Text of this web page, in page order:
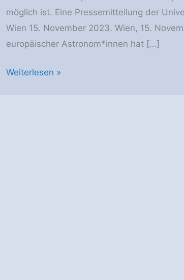
möglich ist. Eine Pressemitteilung der
Wien 15. November 2023. Wien, 15.
europäischer Astronom*innen hat […]
Uni
Weiterlesen »